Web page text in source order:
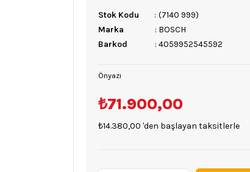
Stok Kodu
(7140 999)
Marka
: BOSCH
Barkod
: 4059952545592
Önyazı
₺71.900,00
₺14.380,00 'den başlayan taksitlerle